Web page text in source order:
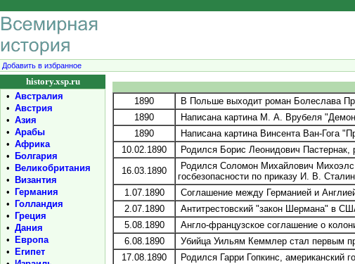
Добавить в избранное
history.xsp.ru
• Австралия
• Австрия
• Азия
• Арабы
• Африка
•
Болгария
•
Великобритания
•
Византия
•
Германия
•
Голландия
•
Греция
• Дания
•
Европа
•
Египет
1890
В Польше выходит роман Болеслава
1890
Написана картина М. А. Врубеля
1890
Написана картина Винсента Ван-Гога
10.02.1890
Родился Борис Леонидович Пастернак,
16.03.1890
Родился Соломон Михайлович Михоэлс
госбезопасности по приказу И. В.
1.07.1890
Соглашение между Германией и
2.07.1890
Антитрестовский "закон Шермана" в
5.08.1890
Англо-французское соглашение о
6.08.1890
Убийца Уильям Кеммлер стал первым
17.08.1890
Родился Гарри Гопкинс, американский